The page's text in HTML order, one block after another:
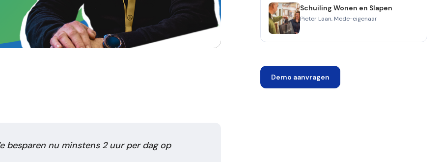
besparen nu minstens 2 uur per dag op
Schuiling Wonen en Slapen
Pieter Laan, Mede-eigenaar
Demo aanvragen